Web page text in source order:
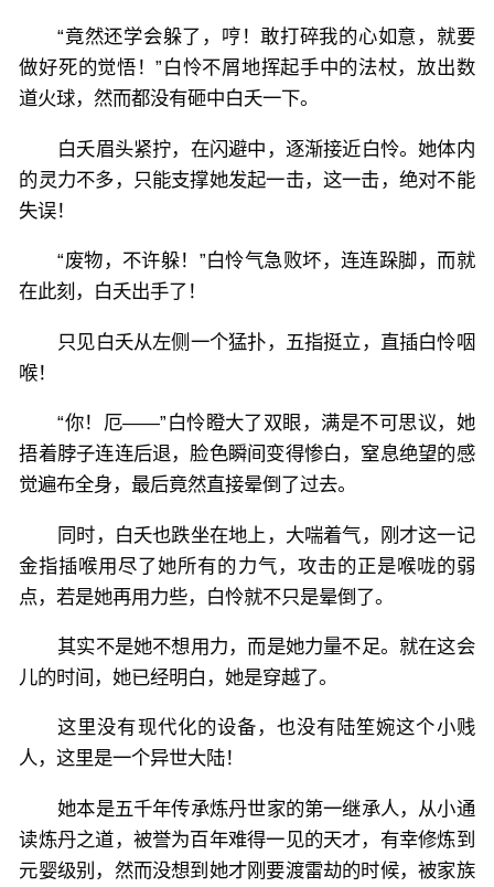
“竟然还学会躲了，哼！敢打碎我的心如意，就要
做好死的觉悟！”白怜不屑地挥起手中的法杖，放出数
道火球，然而都没有砸中白夭一下。
白夭眉头紧拧，在闪避中，逐渐接近白怜。她体内
的灵力不多，只能支撑她发起一击，这一击，绝对不能
失误！
“废物，不许躲！”白怜气急败坏，连连跺脚，而就
在此刻，白夭出手了！
只见白夭从左侧一个猛扑，五指挺立，直插白怜咽
喉！
“你！厄——”白怜瞪大了双眼，满是不可思议，她
捂着脖子连连后退，脸色瞬间变得惨白，窒息绝望的感
觉遍布全身，最后竟然直接晕倒了过去。
同时，白夭也跌坐在地上，大喘着气，刚才这一记
金指插喉用尽了她所有的力气，攻击的正是喉咙的弱
点，若是她再用力些，白怜就不只是晕倒了。
其实不是她不想用力，而是她力量不足。就在这会
儿的时间，她已经明白，她是穿越了。
这里没有现代化的设备，也没有陆笙婉这个小贱
人，这里是一个异世大陆！
她本是五千年传承炼丹世家的第一继承人，从小通
读炼丹之道，被誉为百年难得一见的天才，有幸修炼到
元婴级别，然而没想到她才刚要渡雷劫的时候，被家族